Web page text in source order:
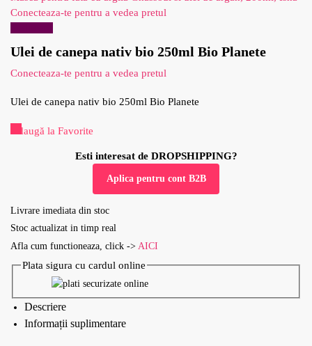
Conecteaza-te pentru a vedea pretul
Ulei de canepa nativ bio 250ml Bio Planete
Conecteaza-te pentru a vedea pretul
Ulei de canepa nativ bio 250ml Bio Planete
Adaugă la Favorite
Esti interesat de DROPSHIPPING?
Aplica pentru cont B2B
Livrare imediata din stoc
Stoc actualizat in timp real
Afla cum functioneaza, click -> AICI
Plata sigura cu cardul online
Descriere
Informații suplimentare